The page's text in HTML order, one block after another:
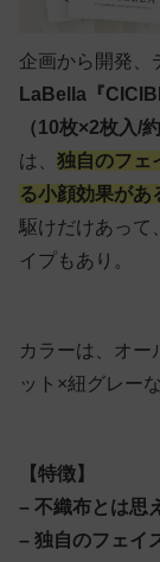
企画から開発、
LaBella『
（10枚×2枚入/
は、 独自のフェ
る小顔効果があ
駆けだけあって
イプもあり。
カラーは、オー
ット×紐グレー
【特徴】
– 不織布とは思
– 独自のフェイ